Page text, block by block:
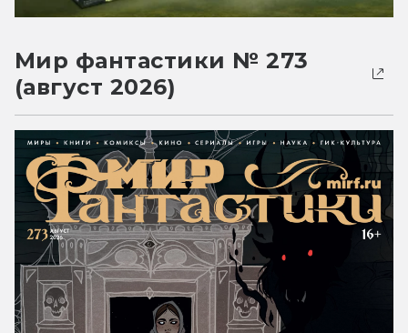
Мир фантастики № 273
(август 2026)